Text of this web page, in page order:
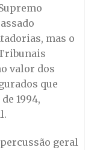
mas o
valor dos
que
1994,
geral